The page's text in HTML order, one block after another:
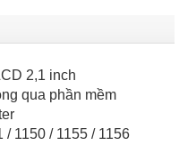
2,1 inch
qua phần mềm
/ 1150 / 1155 / 1156